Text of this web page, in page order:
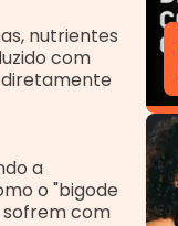
nutrientes
com
a
o "bigode
sofrem com